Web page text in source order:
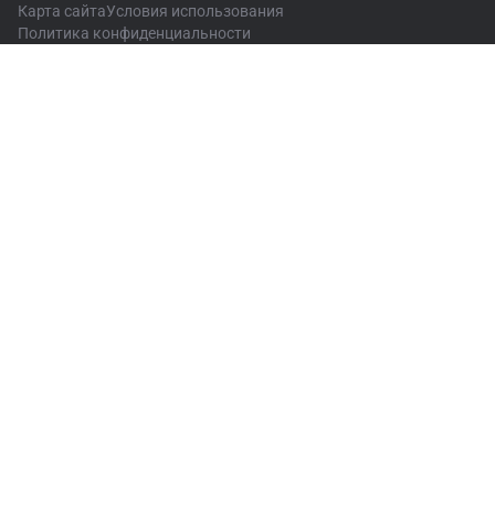
Карта сайтаУсловия использования
Политика конфиденциальности